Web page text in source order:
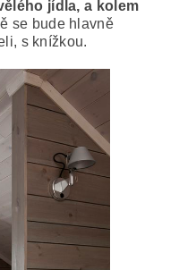
jídla, a kolem
se bude hlavně
s knížkou.